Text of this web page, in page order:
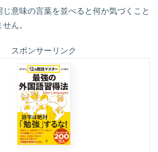
じ意味の言葉を並べると何か気づくこと
ん。
スポンサーリンク